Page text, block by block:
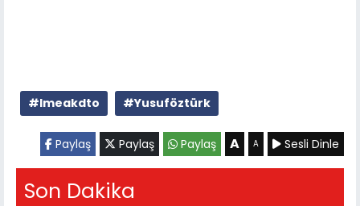
#Imeakdto #Yusuföztürk
Paylaş Paylaş Paylaş A A Sesli Dinle
Son Dakika